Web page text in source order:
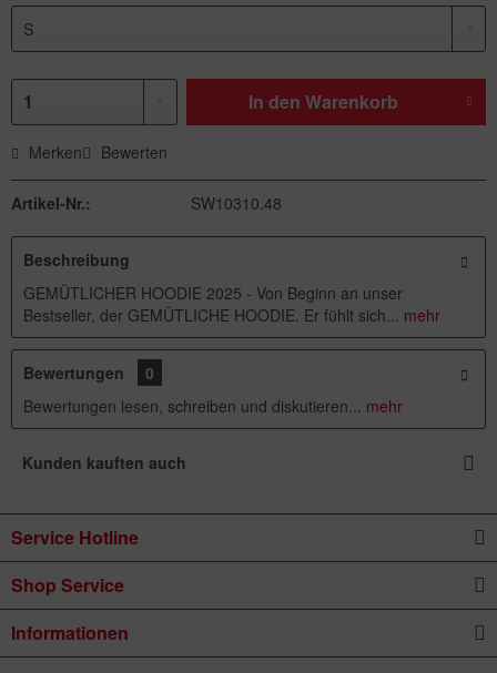
In den Warenkorb
Merken Bewerten
Artikel-Nr.: SW10310.48
Beschreibung
GEMÜTLICHER HOODIE 2025 - Von Beginn an unser
Bestseller, der GEMÜTLICHE HOODIE. Er fühlt sich... mehr
Bewertungen
0
Bewertungen lesen, schreiben und diskutieren... mehr
Kunden kauften auch
Service Hotline
Shop Service
Informationen